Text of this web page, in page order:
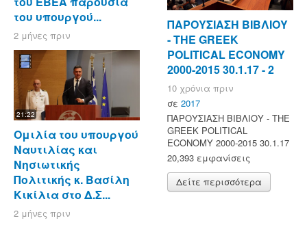
του υπουργού...
2 μήνες πριν
21:22
Ομιλία του υπουργού
Ναυτιλίας και
Νησιωτικής
Πολιτικής κ. Βασίλη
Κικίλια στο Δ.Σ...
2 μήνες πριν
ΠΑΡΟΥΣΙΑΣΗ ΒΙΒΛΙΟΥ
- ΤΗΕ GREEK
POLITICAL ECONOMY
2000-2015 30.1.17 - 2
10 χρόνια πριν
σε 2017
ΠΑΡΟΥΣΙΑΣΗ ΒΙΒΛΙΟΥ - ΤΗΕ
GREEK POLITICAL
ECONOMY 2000-2015 30.1.17
20,393 εμφανίσεις
Δείτε περισσότερα